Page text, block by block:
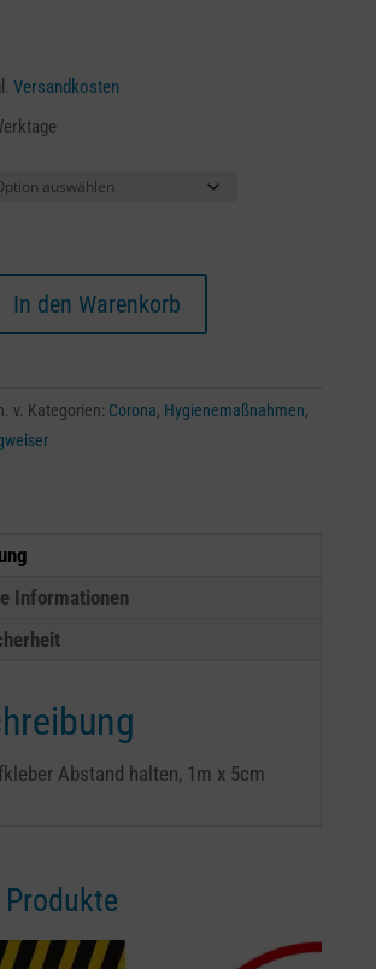
Versandkosten
In den Warenkorb
r
v. Kategorien: Corona, Hygienemaßnahmen,
Informationen
Abstand halten, 1m x 5cm